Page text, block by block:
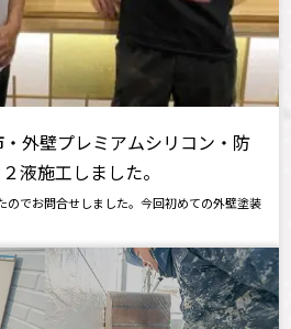
外壁プレミアムシリコン・防
液施工しました。
のでお問合せしました。今回初めての外壁塗装